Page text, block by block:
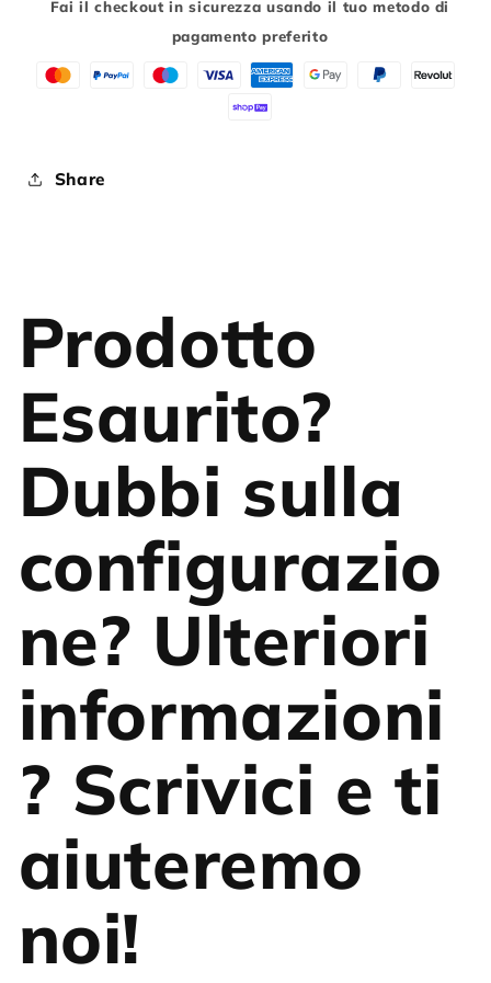
NERO
COLORE
NERO
Fai il checkout in sicurezza usando il tuo metodo di
pagamento preferito
Share
Prodotto
Esaurito?
Dubbi sulla
configurazio
ne? Ulteriori
informazioni
? Scrivici e ti
aiuteremo
noi!